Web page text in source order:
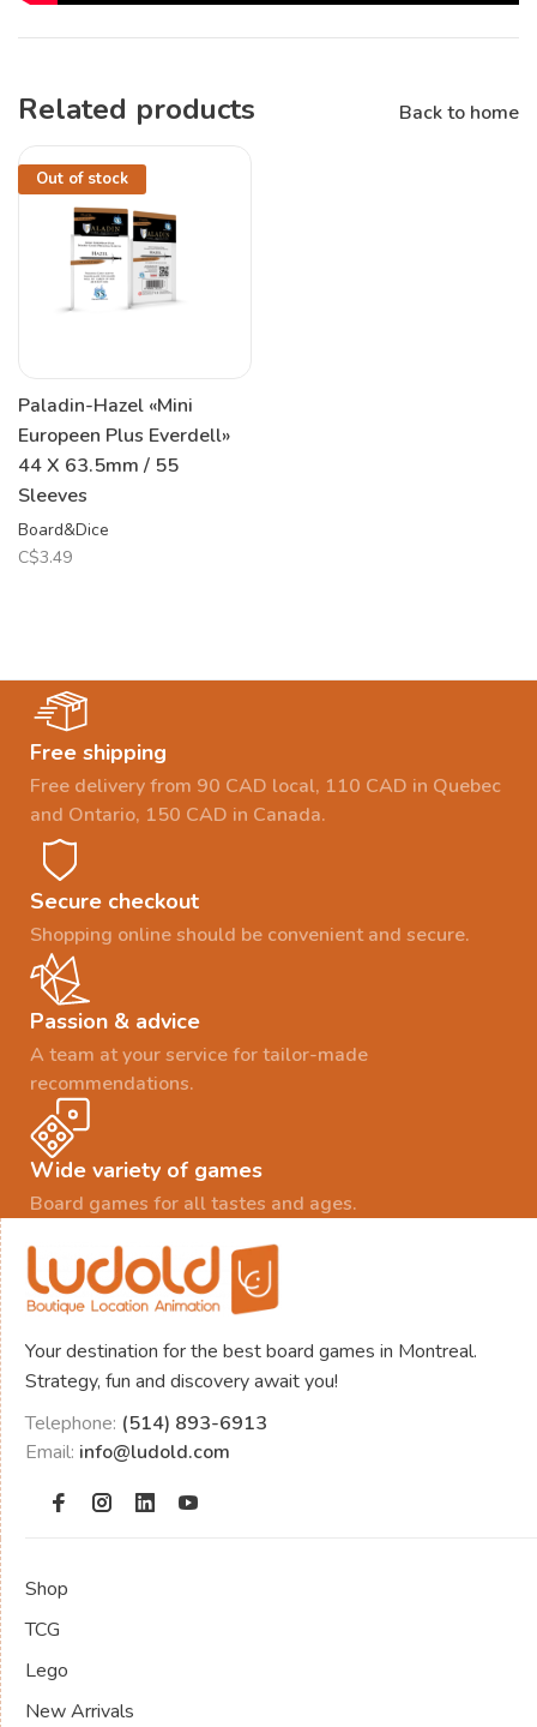
Related products Back to home
Out of stock
Paladin-Hazel «Mini
Europeen Plus Everdell»
44 X 63.5mm / 55
Sleeves
Board&Dice
C$3.49
Free shipping
Free delivery from 90 CAD local, 110 CAD in Quebec
and Ontario, 150 CAD in Canada.
Secure checkout
Shopping online should be convenient and secure.
Passion & advice
A team at your service for tailor-made
recommendations.
Wide variety of games
Board games for all tastes and ages.
Your destination for the best board games in Montreal.
Strategy, fun and discovery await you!
Telephone: (514) 893-6913
Email: info@ludold.com
Shop
TCG
Lego
New Arrivals